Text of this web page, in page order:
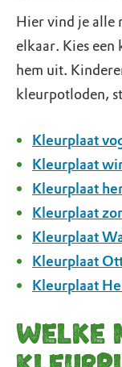
Hier vind je alle
elkaar. Kies
hem uit.
kleurpotloden,
Kleurplaat
Kleurplaat
Kleurplaat
Kleurplaat
Kleurplaat
Kleurplaat
Kleurplaat
Welke